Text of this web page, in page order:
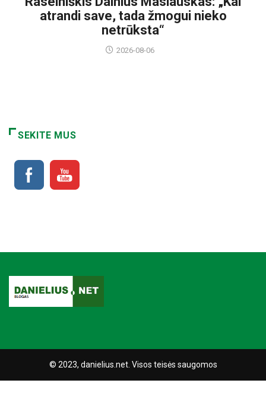
atrandi save, tada žmogui nieko
netrūksta“
2026-08-06
SEKITE MUS
© 2023, danielius.net. Visos teisės saugomos